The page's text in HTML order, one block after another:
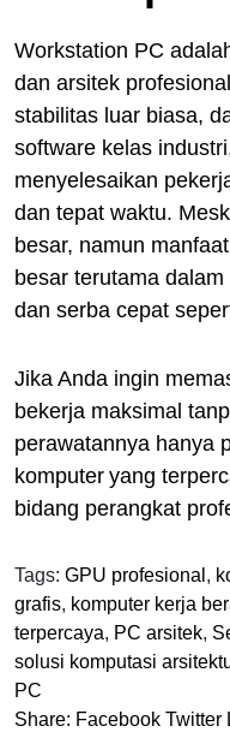
Workstation PC
dan arsitek
stabilitas luar biasa,
software kelas
menyelesaikan
dan tepat waktu.
besar, namun
besar terutama
dan serba cepat
Jika Anda ingin
bekerja maksimal
perawatannya hanya
komputer yang
bidang perangkat
Tags: GPU profesional ,
grafis, komputer kerja
terpercaya, PC arsitek,
solusi komputasi
PC
Share: Facebook Twitter